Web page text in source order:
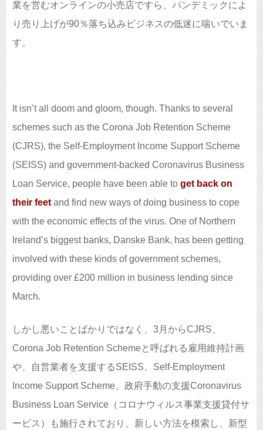
業を営むオンラインの小売店ですら、パンデミックによ
り売り上げが90％落ち込みビジネスの低迷に喘いでいま
す。
It isn’t all doom and gloom, though. Thanks to several
schemes such as the Corona Job Retention Scheme
(CJRS), the Self-Employment Income Support Scheme
(SEISS) and government-backed Coronavirus Business
Loan Service, people have been able to get back on
their feet and find new ways of doing business to cope
with the economic effects of the virus. One of Northern
Ireland’s biggest banks, Danske Bank, has been getting
involved with these kinds of government schemes,
providing over £200 million in business lending since
March.
しかし悪いことばかりではなく、3月からCJRS、
Corona Job Retention Schemeと呼ばれる雇用維持計画
や、自営業者を支援するSEISS、Self-Employment
Income Support Scheme、政府手動の支援Coronavirus
Business Loan Service（コロナウィルス事業支援貸付サ
ービス）も施行されており、新しい方法を模索し、新型